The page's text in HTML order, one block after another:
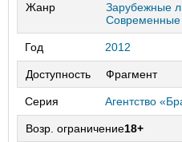
Жанр Зарубежные
Год 2012
Доступность Фрагмент
Серия Агентство
Возр. ограничение18+